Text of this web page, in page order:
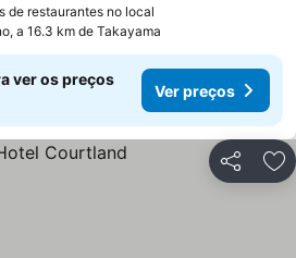
de restaurantes no local
a 16.3 km de Takayama
ver os preços
Ver preços
Partilhar